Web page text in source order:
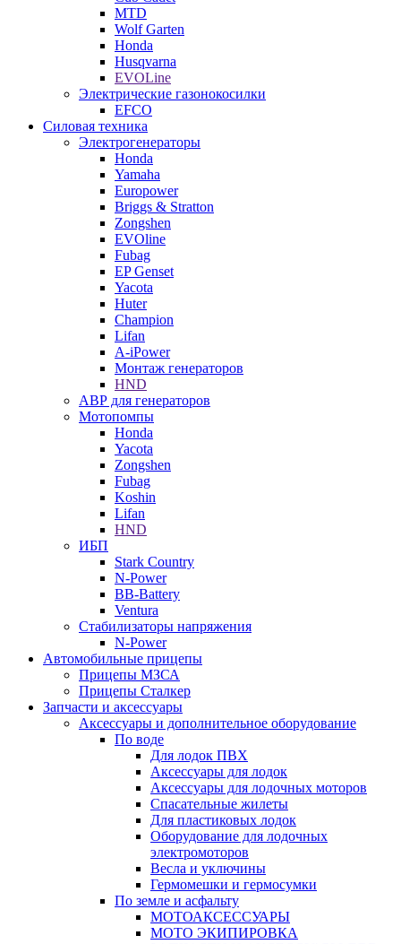
MTD
Wolf Garten
Honda
Husqvarna
EVOLine
Электрические газонокосилки
EFCO
Силовая техника
Электрогенераторы
Honda
Yamaha
Europower
Briggs & Stratton
Zongshen
EVOline
Fubag
EP Genset
Yacota
Huter
Champion
Lifan
A-iPower
Монтаж генераторов
HND
АВР для генераторов
Мотопомпы
Honda
Yacota
Zongshen
Fubag
Koshin
Lifan
HND
ИБП
Stark Country
N-Power
BB-Battery
Ventura
Стабилизаторы напряжения
N-Power
Автомобильные прицепы
Прицепы МЗСА
Прицепы Сталкер
Запчасти и аксессуары
Аксессуары и дополнительное оборудование
По воде
Для лодок ПВХ
Аксессуары для лодок
Аксессуары для лодочных моторов
Спасательные жилеты
Для пластиковых лодок
Оборудование для лодочных
электромоторов
Весла и уключины
Гермомешки и гермосумки
По земле и асфальту
МОТОАКСЕССУАРЫ
МОТО ЭКИПИРОВКА